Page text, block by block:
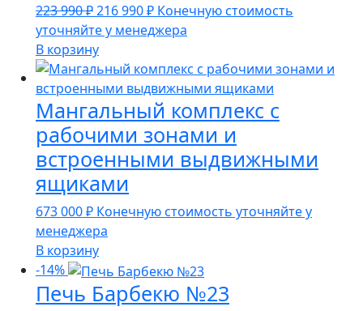
223 990₽ Первоначальная
цена
составляла
223
990 ₽.
216 990₽Текущая
цена:
990 ₽.
Конечную стоимость
уточняйте у менеджера
В корзину
Мангальный комплекс с
рабочими зонами и
встроенными выдвижными
ящиками
673 000₽ Конечную стоимость уточняйте у
менеджера
В корзину
-14%
Печь Барбекю №23